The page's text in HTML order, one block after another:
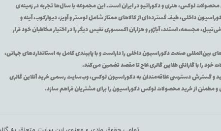
محصولات لوکس، هنری و دکوراتیو در ایران است. این مجموعه با سال‌ها تجربه در زمینه‌ی
داخلی، طیف گسترده‌ای از کالاهای ممتاز شامل لوستر و آویز، دیوارکوب، آینه و
مجسمه، استند، آباژور و هزاران اکسسوری نفیس دیگر را در اختیار مخاطبان خود قرار
بین‌المللی صنعت دکوراسیون داخلی را داراست و با پایبندی کامل به استانداردهای جهانی،
را با گارانتی طلایی گالری عاج تا مقصد تضمین می‌کند.
خرید و گسترش دسترسی علاقه‌مندان به دکوراسیون لوکس، وب‌سایت رسمی خرید آنلاین گالری
و مطمئن از خرید محصولات لوکس دکوراسیون را برای مشتریان فراهم سازد.